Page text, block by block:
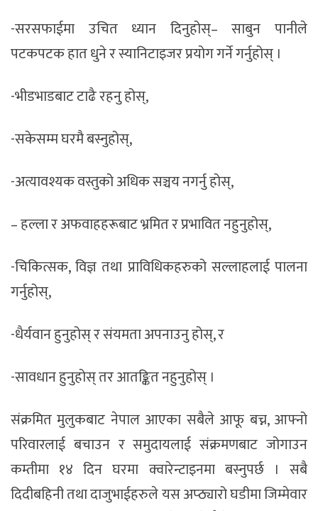
-सरसफाईमा उचित ध्यान दिनुहोस्– साबुन पानीले
पटकपटक हात धुने र स्यानिटाइजर प्रयोग गर्ने गर्नुहोस् ।
-भीडभाडबाट टाढै रहनु होस्,
-सकेसम्म घरमै बस्नुहोस्,
-अत्यावश्यक वस्तुको अधिक सञ्चय नगर्नु होस्,
– हल्ला र अफवाहहरूबाट भ्रमित र प्रभावित नहुनुहोस्,
-चिकित्सक, विज्ञ तथा प्राविधिकहरुको सल्लाहलाई पालना
गर्नुहोस्,
-धैर्यवान हुनुहोस् र संयमता अपनाउनु होस्, र
-सावधान हुनुहोस् तर आतङ्कित नहुनुहोस् ।
संक्रमित मुलुकबाट नेपाल आएका सबैले आफू बच्न, आफ्नो
परिवारलाई बचाउन र समुदायलाई संक्रमणबाट जोगाउन
कम्तीमा १४ दिन घरमा क्वारेन्टाइनमा बस्नुपर्छ । सबै
दिदीबहिनी तथा दाजुभाईहरुले यस अप्ठ्यारो घडीमा जिम्मेवार